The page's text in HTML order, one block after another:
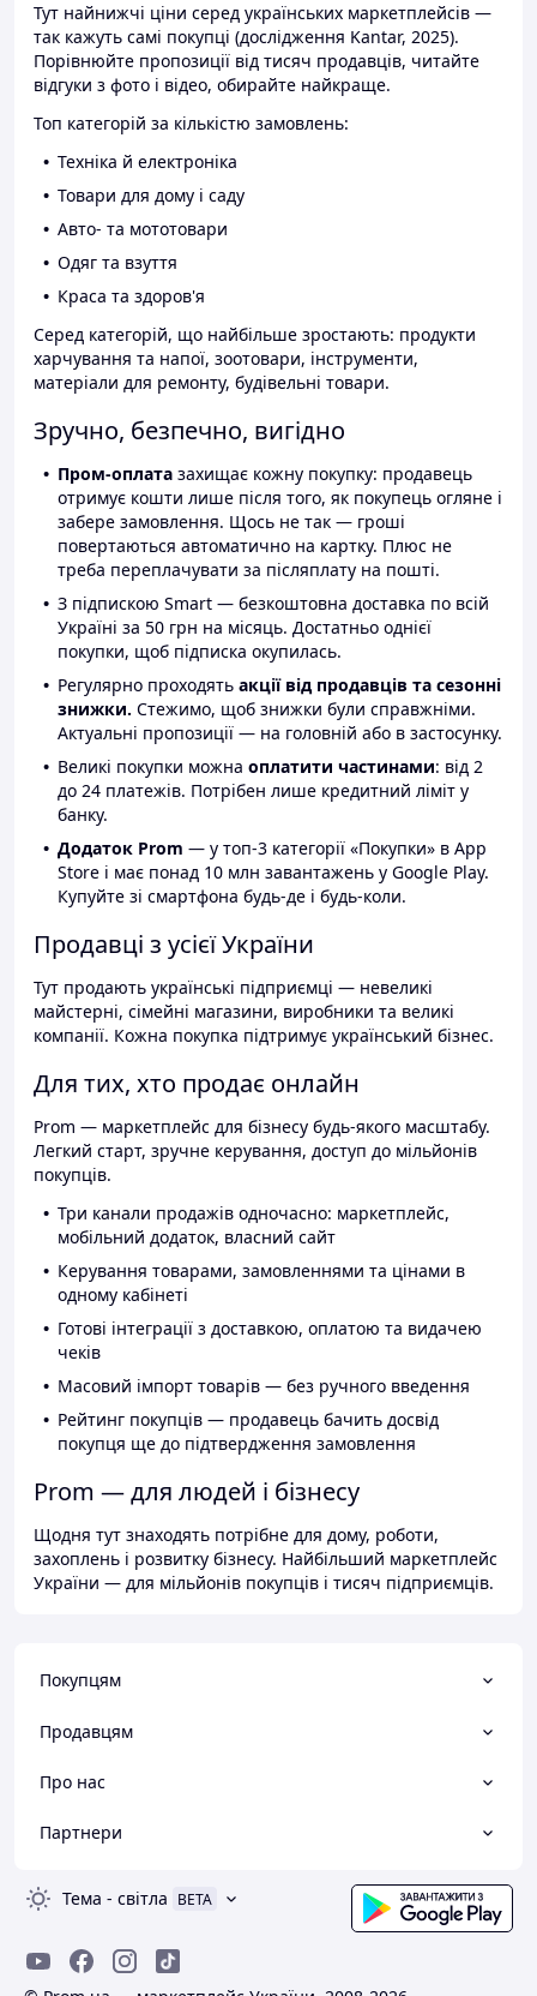
Тут найнижчі ціни серед українських маркетплейсів —
так кажуть самі покупці (дослідження Kantar, 2025).
Порівнюйте пропозиції від тисяч продавців, читайте
відгуки з фото і відео, обирайте найкраще.
Топ категорій за кількістю замовлень:
Техніка й електроніка
Товари для дому і саду
Авто- та мототовари
Одяг та взуття
Краса та здоров'я
Серед категорій, що найбільше зростають: продукти
харчування та напої, зоотовари, інструменти,
матеріали для ремонту, будівельні товари.
Зручно, безпечно, вигідно
Пром-оплата захищає кожну покупку: продавець
отримує кошти лише після того, як покупець огляне і
забере замовлення. Щось не так — гроші
повертаються автоматично на картку. Плюс не
треба переплачувати за післяплату на пошті.
З підпискою Smart — безкоштовна доставка по всій
Україні за 50 грн на місяць. Достатньо однієї
покупки, щоб підписка окупилась.
Регулярно проходять акції від продавців та сезонні
знижки. Стежимо, щоб знижки були справжніми.
Актуальні пропозиції — на головній або в застосунку.
Великі покупки можна оплатити частинами: від 2
до 24 платежів. Потрібен лише кредитний ліміт у
банку.
Додаток Prom — у топ-3 категорії «Покупки» в App
Store і має понад 10 млн завантажень у Google Play.
Купуйте зі смартфона будь-де і будь-коли.
Продавці з усієї України
Тут продають українські підприємці — невеликі
майстерні, сімейні магазини, виробники та великі
компанії. Кожна покупка підтримує український бізнес.
Для тих, хто продає онлайн
Prom — маркетплейс для бізнесу будь-якого масштабу.
Легкий старт, зручне керування, доступ до мільйонів
покупців.
Три канали продажів одночасно: маркетплейс,
мобільний додаток, власний сайт
Керування товарами, замовленнями та цінами в
одному кабінеті
Готові інтеграції з доставкою, оплатою та видачею
чеків
Масовий імпорт товарів — без ручного введення
Рейтинг покупців — продавець бачить досвід
покупця ще до підтвердження замовлення
Prom — для людей і бізнесу
Щодня тут знаходять потрібне для дому, роботи,
захоплень і розвитку бізнесу. Найбільший маркетплейс
України — для мільйонів покупців і тисяч підприємців.
Покупцям
Продавцям
Про нас
Партнери
Тема - світла BETA